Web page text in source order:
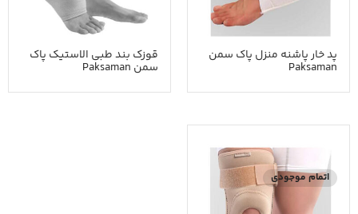
پد خار پاشنه منزل پاک سمن
Paksaman
قوزک بند طبی الاستیک پاک
سمن Paksaman
اتمام موجودی